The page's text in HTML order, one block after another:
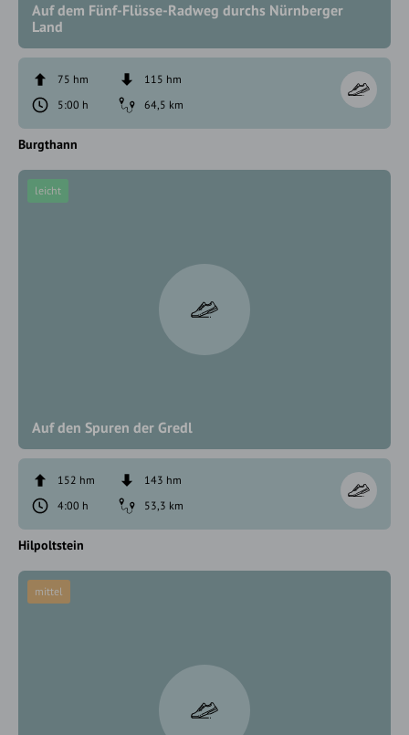
Auf dem Fünf-Flüsse-Radweg durchs Nürnberger
Land
75 hm
115 hm
5:00 h
64,5 km
Burgthann
Auf den Spuren der Gredl
leicht
152 hm
143 hm
4:00 h
53,3 km
Hilpoltstein
mittel